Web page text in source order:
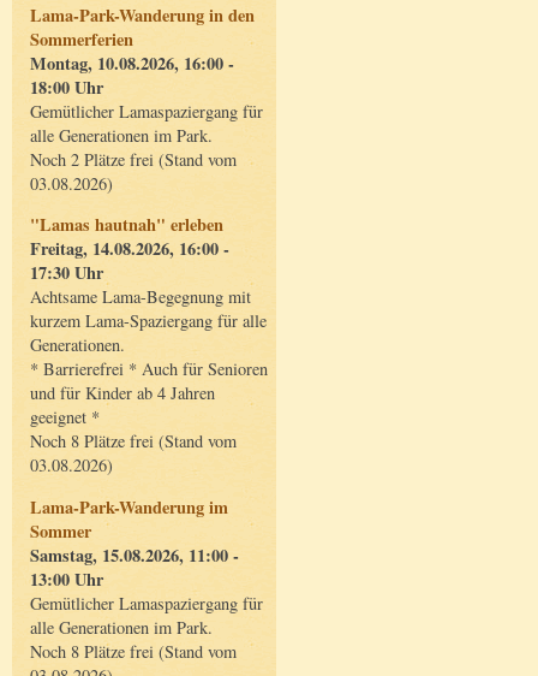
Lama-Park-Wanderung in den
Sommerferien
Montag, 10.08.2026, 16:00 -
18:00 Uhr
Gemütlicher Lamaspaziergang für
alle Generationen im Park.
Noch 2 Plätze frei (Stand vom
03.08.2026)
"Lamas hautnah" erleben
Freitag, 14.08.2026, 16:00 -
17:30 Uhr
Achtsame Lama-Begegnung mit
kurzem Lama-Spaziergang für alle
Generationen.
* Barrierefrei * Auch für Senioren
und für Kinder ab 4 Jahren
geeignet *
Noch 8 Plätze frei (Stand vom
03.08.2026)
Lama-Park-Wanderung im
Sommer
Samstag, 15.08.2026, 11:00 -
13:00 Uhr
Gemütlicher Lamaspaziergang für
alle Generationen im Park.
Noch 8 Plätze frei (Stand vom